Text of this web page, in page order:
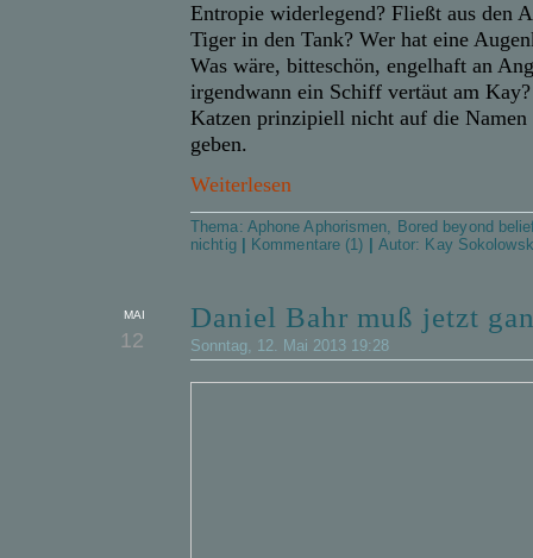
Entropie widerlegend? Fließt aus den
Tiger in den Tank? Wer hat eine
Was wäre, bitteschön, engelhaft an
irgendwann ein Schiff vertäut am
Katzen prinzipiell nicht auf die
geben.
Weiterlesen
Thema: Aphone Aphorismen, Bored beyond
nichtig
Kommentare (1) Autor: Kay
MAI
12
Daniel Bahr muß jetzt
Sonntag, 12. Mai 2013 19:28